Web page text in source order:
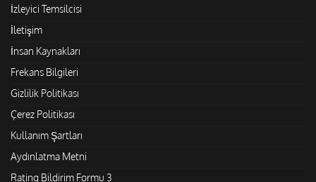
İzleyici Temsilcisi
İletişim
İnsan Kaynakları
Frekans Bilgileri
Gizlilik Politikası
Çerez Politikası
Kullanım Şartları
Aydınlatma Metni
Rating Bildirim Formu 3